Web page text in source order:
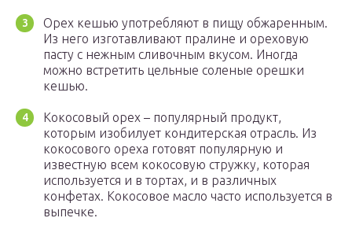
Орех кешью употребляют в пищу обжаренным.
Из него изготавливают пралине и ореховую
пасту с нежным сливочным вкусом. Иногда
можно встретить цельные соленые орешки
кешью.
Кокосовый орех – популярный продукт,
которым изобилует кондитерская отрасль. Из
кокосового ореха готовят популярную и
известную всем кокосовую стружку, которая
используется и в тортах, и в различных
конфетах. Кокосовое масло часто используется в
выпечке.